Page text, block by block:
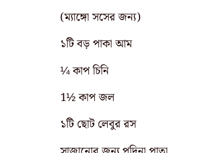
(ম্যাঙ্গো সসের জন্য)
১টি বড় পাকা আম
¼ কাপ চিনি
1½ কাপ জল
১টি ছোট লেবুর রস